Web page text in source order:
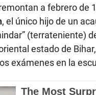
a febrero de
, el único hijo de un
(terrateniente)
estado de
exámenes en la